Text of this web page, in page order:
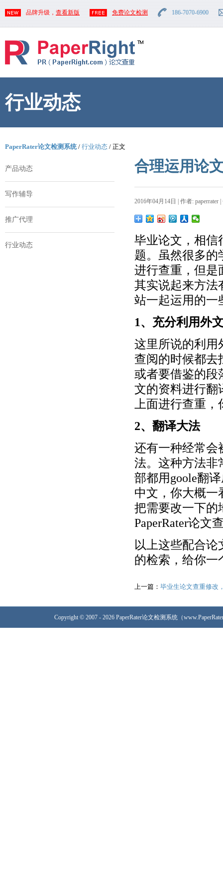
品牌升级， 查看新版 免费论文检测 186-7070-6900
行业动态
PaperRater论文检测系统/ 行业动态 / 正文
产品动态
写作辅导
推广代理
行业动态
合理运用论
2016年04月14日 | 作者: paperrater
毕业论文，相信
题。虽然很多的
进行查重，但是
其实说起来方法
站一起运用的一
1、充分利用外
这里所说的利用
查阅的时候都去
或者要借鉴的段
文的资料进行翻
上面进行查重
2、翻译大法
还有一种经常会
法。这种方法非
部都用goole翻
中文，你大概一
把需要改一下的
PaperRater论文
以上这些配合
的检索，给你一
上一篇： 毕业生论文查重修改
Copyright © 2007 - 2026 PaperRater论文检测系统（